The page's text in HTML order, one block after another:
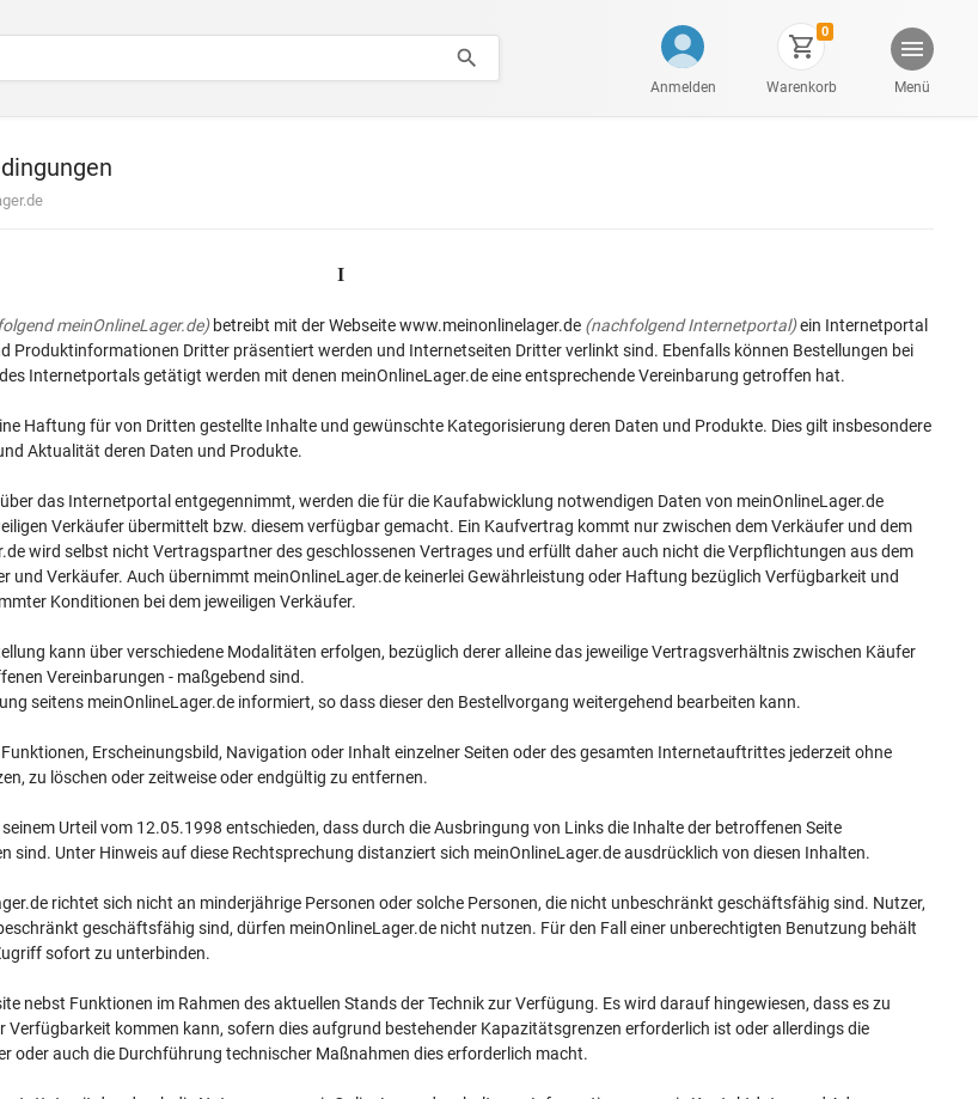
Anmelden
0
Warenkorb Menü
I
meinOnlineLager.de)betreibt mit der Webseite www.meinonlinelager.de (nachfolgend Internetportal)ein Internetportal
Produktinformationen Dritter präsentiert werden und Internetseiten Dritter verlinkt sind. Ebenfalls können Bestellungen bei
Internetportals getätigt werden mit denen meinOnlineLager.de eine entsprechende Vereinbarung getroffen hat.
Haftung für von Dritten gestellte Inhalte und gewünschte Kategorisierung deren Daten und Produkte. Dies gilt insbesondere
Aktualität deren Daten und Produkte.
das Internetportal entgegennimmt, werden die für die Kaufabwicklung notwendigen Daten von meinOnlineLager.de
Verkäufer übermittelt bzw. diesem verfügbar gemacht. Ein Kaufvertrag kommt nur zwischen dem Verkäufer und dem
wird selbst nicht Vertragspartner des geschlossenen Vertrages und erfüllt daher auch nicht die Verpflichtungen aus dem
und Verkäufer. Auch übernimmt meinOnlineLager.de keinerlei Gewährleistung oder Haftung bezüglich Verfügbarkeit und
Konditionen bei dem jeweiligen Verkäufer.
kann über verschiedene Modalitäten erfolgen, bezüglich derer alleine das jeweilige Vertragsverhältnis zwischen Käufer
Vereinbarungen - maßgebend sind.
seitens meinOnlineLager.de informiert, so dass dieser den Bestellvorgang weitergehend bearbeiten kann.
Erscheinungsbild, Navigation oder Inhalt einzelner Seiten oder des gesamten Internetauftrittes jederzeit ohne
zu löschen oder zeitweise oder endgültig zu entfernen.
Urteil vom 12.05.1998 entschieden, dass durch die Ausbringung von Links die Inhalte der betroffenen Seite
sind. Unter Hinweis auf diese Rechtsprechung distanziert sich meinOnlineLager.de ausdrücklich von diesen Inhalten.
richtet sich nicht an minderjährige Personen oder solche Personen, die nicht unbeschränkt geschäftsfähig sind. Nutzer,
geschäftsfähig sind, dürfen meinOnlineLager.de nicht nutzen. Für den Fall einer unberechtigten Benutzung behält
sofort zu unterbinden.
nebst Funktionen im Rahmen des aktuellen Stands der Technik zur Verfügung. Es wird darauf hingewiesen, dass es zu
Verfügbarkeit kommen kann, sofern dies aufgrund bestehender Kapazitätsgrenzen erforderlich ist oder allerdings die
oder auch die Durchführung technischer Maßnahmen dies erforderlich macht.